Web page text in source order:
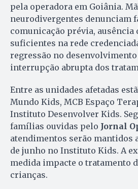
pela operadora em Goiânia.
neurodivergentes denunciam
comunicação prévia, ausência
suficientes na rede
regressão no
interrupção abrupta dos
Entre as unidades afetadas
Mundo Kids, MCB Espaço
Instituto Desenvolver Kids.
famílias ouvidas pelo Jornal
atendimentos serão mantidos
de junho no Instituto Kids. A
medida impacte o tratamento
crianças.